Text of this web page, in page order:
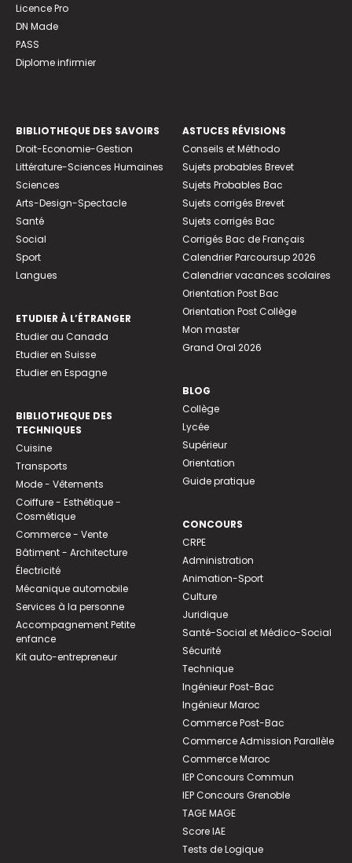
Licence Pro
DN Made
PASS
Diplome infirmier
BIBLIOTHEQUE DES SAVOIRS
Droit-Economie-Gestion
Littérature-Sciences Humaines
Sciences
Arts-Design-Spectacle
Santé
Social
Sport
Langues
ETUDIER À L’ÉTRANGER
Etudier au Canada
Etudier en Suisse
Etudier en Espagne
BIBLIOTHEQUE DES
TECHNIQUES
Cuisine
Transports
Mode - Vêtements
Coiffure - Esthétique -
Cosmétique
Commerce - Vente
Bâtiment - Architecture
Électricité
Mécanique automobile
Services à la personne
Accompagnement Petite
enfance
Kit auto-entrepreneur
ASTUCES RÉVISIONS
Conseils et Méthodo
Sujets probables Brevet
Sujets Probables Bac
Sujets corrigés Brevet
Sujets corrigés Bac
Corrigés Bac de Français
Calendrier Parcoursup 2026
Calendrier vacances scolaires
Orientation Post Bac
Orientation Post Collège
Mon master
Grand Oral 2026
BLOG
Collège
Lycée
Supérieur
Orientation
Guide pratique
CONCOURS
CRPE
Administration
Animation-Sport
Culture
Juridique
Santé-Social et Médico-Social
Sécurité
Technique
Ingénieur Post-Bac
Ingénieur Maroc
Commerce Post-Bac
Commerce Admission Parallèle
Commerce Maroc
IEP Concours Commun
IEP Concours Grenoble
TAGE MAGE
Score IAE
Tests de Logique